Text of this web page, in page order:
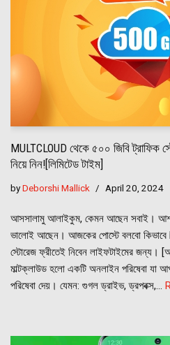
MULTCLOUD থেকে ৫০০ জিবি ট্রাফিক
নিয়ে নিন![লিমিটেড টাইম]
byDeborshi Mallick April 20, 2024
আসসালামু আলাইকুম, কেমন আছেন সবাই।
ভালোই আছেন। আজকের পোস্টে বলবো
স্টোরেজ ফ্রীতেই নিবেন লাইফটাইমের জন্য।
মাল্টক্লাউড হলো একটি অনলাইন পরিষেবা যা
পরিষেবা দেয়। যেমন: গুগল ড্রাইভ, ড্রপবক্স,…